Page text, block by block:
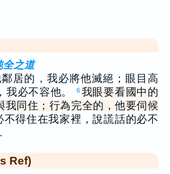
全之道
居的，我必將他滅絕；眼目高
我必不容他。
6 我眼要看國中的
我同住；行為完全的，他要伺候
不得住在我家裡，說謊話的必不
Ref)